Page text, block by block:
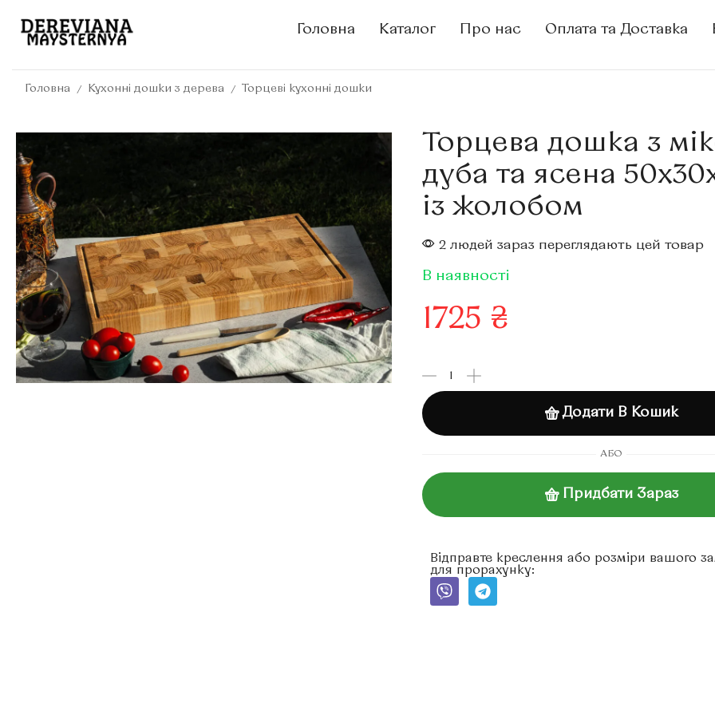
Головна Каталог Про нас Оплата та Доставка
Головна / Кухонні дошки з дерева / Торцеві кухонні дошки
Торцева дошка з
дуба та ясена
із жолобом
2 людей зараз переглядають цей товар
В наявності
1725 ₴
Додати В Кошик
АБО
Придбати Зараз
Відправте креслення або розміри вашого
для прорахунку: